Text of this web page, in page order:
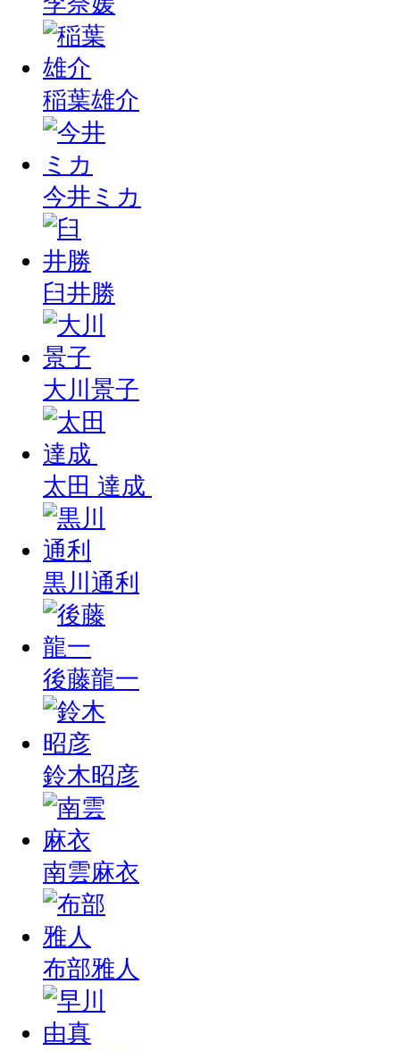
稲葉雄介
今井ミカ
臼井勝
大川景子
太田 達成
黒川通利
後藤龍一
鈴木昭彦
南雲麻衣
布部雅人